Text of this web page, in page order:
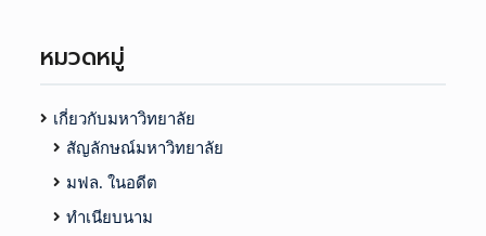
หมวดหมู่
เกี่ยวกับมหาวิทยาลัย
สัญลักษณ์มหาวิทยาลัย
มฟล. ในอดีต
ทำเนียบนาม